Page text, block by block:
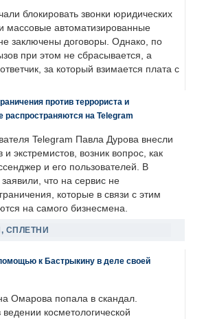
блокировать звонки юридических
массовые автоматизированные
заключены договоры. Однако, по
при этом не сбрасывается, а
за который взимается плата с
против террориста и
распространяются на Telegram
Telegram Павла Дурова внесли
и экстремистов, возник вопрос, как
и его пользователей. В
что на сервис не
которые в связи с этим
на самого бизнесмена.
СПЛЕТНИ
к Бастрыкину в деле своей
Омарова попала в скандал.
косметологической